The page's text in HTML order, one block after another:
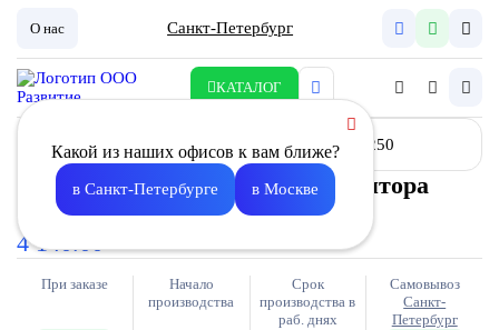
О нас Санкт-Петербург
КАТАЛОГ
Какой из наших офисов к вам ближе?
в Санкт-Петербурге в Москве
Адаптер для крышного вентилятора
VRA- 250
4 140.00
При заказе
Начало
производства
Срок
производства в
раб. днях
Самовывоз
Санкт-
Петербург